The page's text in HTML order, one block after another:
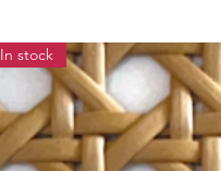
In stock